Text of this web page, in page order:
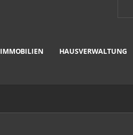
IMMOBILIEN HAUSVERWALTUNG